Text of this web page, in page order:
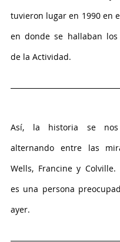
tuvieron lugar en 1990 en
en donde se hallaban los
de la Actividad.
Así, la historia se nos
alternando entre las
Wells, Francine y Colville.
es una persona
ayer.